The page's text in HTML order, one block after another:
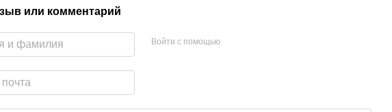
или комментарий
Войти с помощью